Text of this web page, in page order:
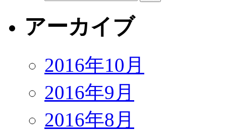
アーカイブ
2016年10月
2016年9月
2016年8月